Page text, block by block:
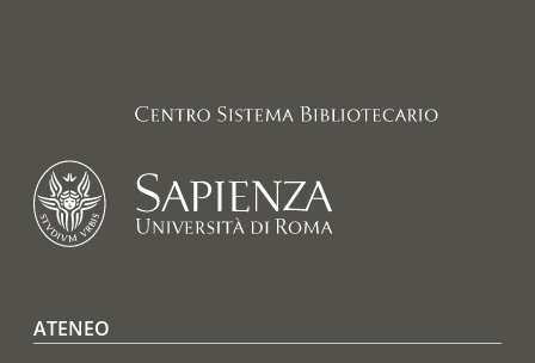
Footer menu
ATENEO